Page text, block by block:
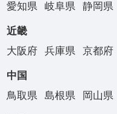
愛知県
岐阜県 静岡県
近畿
大阪府
兵庫県 京都府
中国
鳥取県
島根県 岡山県